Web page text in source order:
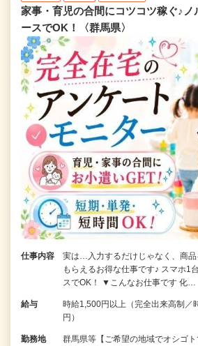
家事・育児の合間にコツコツ稼ぐ♪ノ
ースでOK！〈群馬県〉
仕事内容
実は…入力するだけじゃなく、商
もらえるお得な仕事です♪ スマホ1
スでOK！ ▼こんなお仕事です 化…
給与
時給1,500円以上（完全出来高制／
円）
勤務地
群馬県等【ご希望の地域でオシゴ